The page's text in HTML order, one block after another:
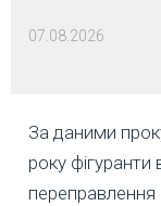
07.08.2026
За даними
року фігуранти